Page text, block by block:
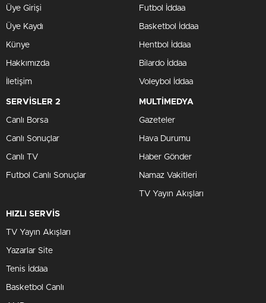
Üye Girişi
Üye Kaydı
Künye
Hakkımızda
İletişim
Futbol İddaa
Basketbol İddaa
Hentbol İddaa
Bilardo İddaa
Voleybol İddaa
SERVİSLER 2
Canlı Borsa
Canlı Sonuçlar
Canlı TV
Futbol Canlı Sonuçlar
MULTİMEDYA
Gazeteler
Hava Durumu
Haber Gönder
Namaz Vakitleri
TV Yayın Akışları
HIZLI SERVİS
TV Yayın Akışları
Yazarlar Site
Tenis İddaa
Basketbol Canlı